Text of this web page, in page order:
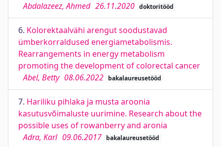
Abdalazeez, Ahmed 26.11.2020 doktoritööd
6. Kolorektaalvähi arengut soodustavad
ümberkorraldused energiametabolismis.
Rearrangements in energy metabolism
promoting the development of colorectal cancer
Abel, Betty 08.06.2022 bakalaureusetööd
7. Hariliku pihlaka ja musta aroonia
kasutusvõimaluste uurimine. Research about the
possible uses of rowanberry and aronia
Adra, Karl 09.06.2017 bakalaureusetööd